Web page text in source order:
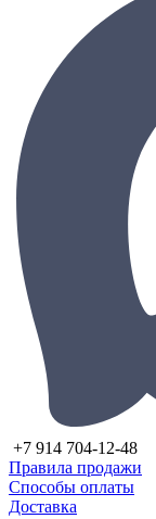
+7 914 704-12-48
Правила продажи
Способы оплаты
Доставка